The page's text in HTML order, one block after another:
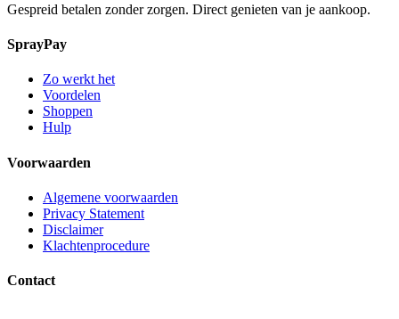
Gespreid betalen zonder zorgen. Direct genieten van je aankoop.
SprayPay
Zo werkt het
Voordelen
Shoppen
Hulp
Voorwaarden
Algemene voorwaarden
Privacy Statement
Disclaimer
Klachtenprocedure
Contact